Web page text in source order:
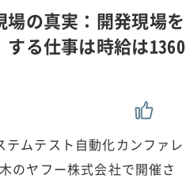
場の真実：開発現場を
する仕事は時給は1360
ムテスト自動化カンファレ
のヤフー株式会社で開催さ